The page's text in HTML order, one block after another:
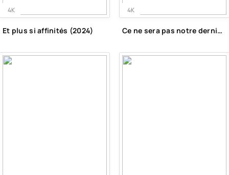
4K
Et plus si affinités (2024)
4K
Ce ne sera pas notre dernier Noël (2022)